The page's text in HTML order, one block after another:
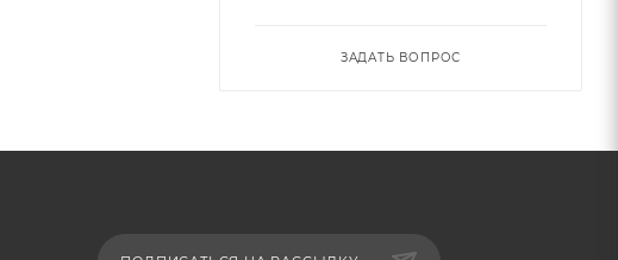
ЗАДАТЬ ВОПРОС